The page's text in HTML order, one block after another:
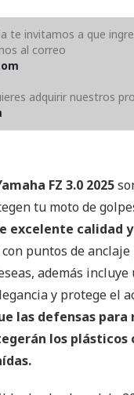
te invitamos a que
al correo
adquirir nuestros
FZ 3.0 2025
tu moto de
excelente calidad
puntos de
además
y protege el
las defensas para
los